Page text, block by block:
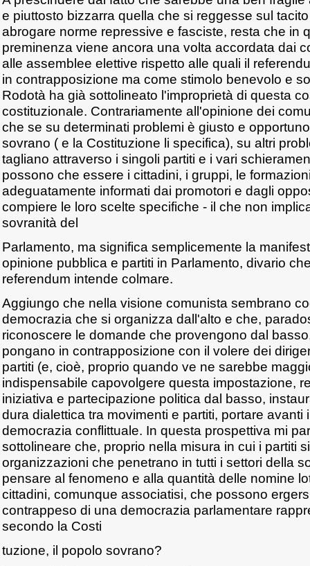
e piuttosto bizzarra quella che si reggesse sul
abrogare norme repressive e fasciste, resta che in
preminenza viene ancora una volta accordata dai
alle assemblee elettive rispetto alle quali il
in contrapposizione ma come stimolo benevolo e
Rodotà ha già sottolineato l'improprietà di questa
costituzionale. Contrariamente all'opinione dei
che se su determinati problemi è giusto e
sovrano ( e la Costituzione li specifica), su altri
tagliano attraverso i singoli partiti e i vari
possono che essere i cittadini, i gruppi, le
adeguatamente informati dai promotori e dagli
compiere le loro scelte specifiche - il che non
sovranità del
Parlamento, ma significa semplicemente la
opinione pubblica e partiti in Parlamento, divario
referendum intende colmare.
Aggiungo che nella visione comunista sembrano
democrazia che si organizza dall'alto e che,
riconoscere le domande che provengono dal
pongano in contrapposizione con il volere dei
partiti (e, cioè, proprio quando ve ne sarebbe
indispensabile capovolgere questa impostazione,
iniziativa e partecipazione politica dal basso,
dura dialettica tra movimenti e partiti, portare avanti
democrazia conflittuale. In questa prospettiva mi
sottolineare che, proprio nella misura in cui i partiti
organizzazioni che penetrano in tutti i settori della
pensare al fenomeno e alla quantità delle nomine
cittadini, comunque associatisi, che possono
contrappeso di una democrazia parlamentare
secondo la Costi
tuzione, il popolo sovrano?